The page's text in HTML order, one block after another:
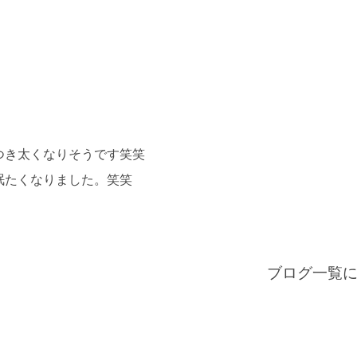
太くなりそうです笑笑
くなりました。笑笑
ブログ一覧